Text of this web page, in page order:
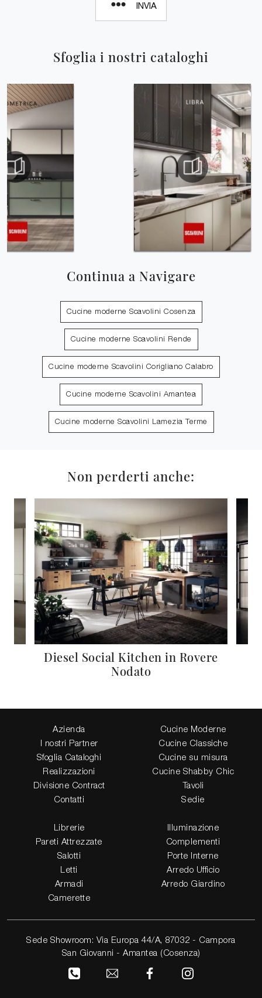
Sfoglia i nostri cataloghi
Continua a Navigare
Cucine moderne Scavolini Cosenza
Cucine moderne Scavolini Rende
Cucine moderne Scavolini Corigliano Calabro
Cucine moderne Scavolini Amantea
Cucine moderne Scavolini Lamezia Terme
INVIA
Non perderti anche:
Diesel Social Kitchen in Rovere
Nodato
Azienda
I nostri Partner
Sfoglia Cataloghi
Realizzazioni
Divisione Contract
Contatti
Cucine Moderne
Cucine Classiche
Cucine su misura
Cucine Shabby Chic
Tavoli
Sedie
Librerie
Pareti Attrezzate
Salotti
Letti
Armadi
Camerette
Illuminazione
Complementi
Porte Interne
Arredo Ufficio
Arredo Giardino
Sede Showroom: Via Europa 44/A, 87032 - Campora
San Giovanni - Amantea (Cosenza)